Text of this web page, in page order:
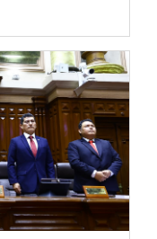
nuestra página web